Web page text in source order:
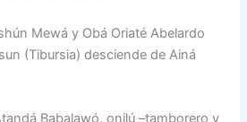
Mewá y Obá Oriaté Abelardo
(Tibursia) desciende de Ainá
Babalawó, onilú –tamborero y